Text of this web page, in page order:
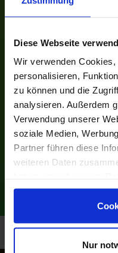
Diese Webseite
Wir verwenden
personalisieren,
zu können und die
analysieren. Außerdem
Verwendung unserer
soziale Medien,
Partner führen diese
weiteren Daten
gesammelt haben.
Nur
Bowling
Kegeln
Billard